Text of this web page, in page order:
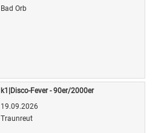
Bad Orb
k1|Disco-Fever - 90er/2000er
19.09.2026
Traunreut